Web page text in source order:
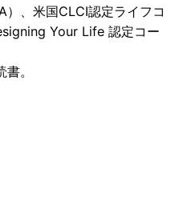
、米国CLCI認定ライフコ
Your Life 認定コー
。